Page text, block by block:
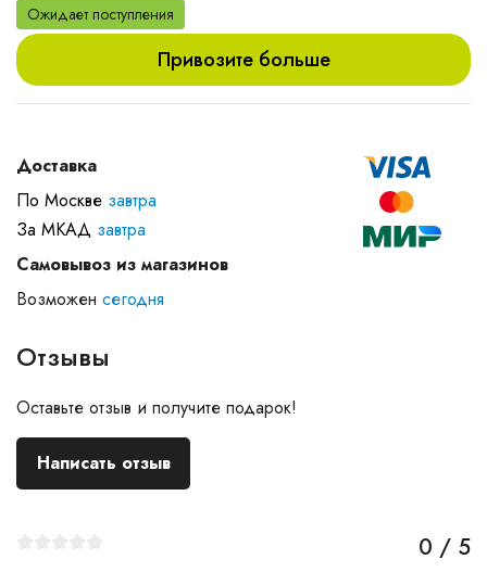
Ожидает поступления
Привозите больше
Доставка
По Москве завтра
За МКАД завтра
Самовывоз из магазинов
Возможен сегодня
Отзывы
Оставьте отзыв и получите подарок!
Написать отзыв
0 / 5